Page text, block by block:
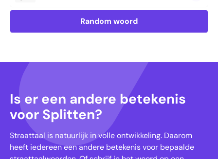
Random woord
Is er een andere betekenis
voor Splitten?
Straattaal is natuurlijk in volle ontwikkeling. Daarom
heeft iedereen een andere betekenis voor bepaalde